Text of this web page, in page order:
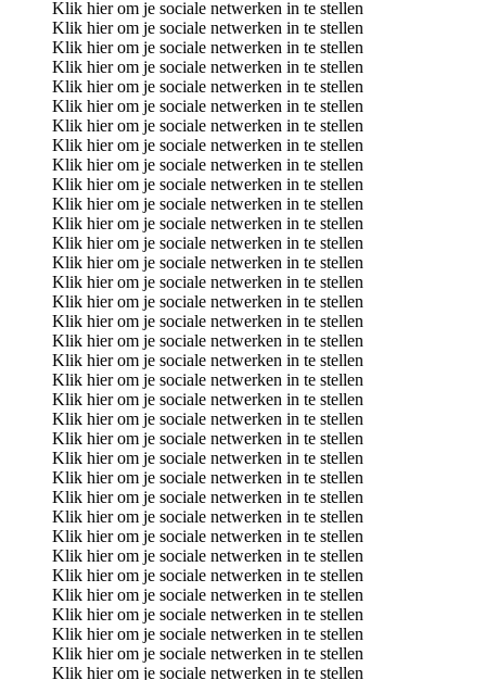
Klik hier om je sociale netwerken in te stellen
Klik hier om je sociale netwerken in te stellen
Klik hier om je sociale netwerken in te stellen
Klik hier om je sociale netwerken in te stellen
Klik hier om je sociale netwerken in te stellen
Klik hier om je sociale netwerken in te stellen
Klik hier om je sociale netwerken in te stellen
Klik hier om je sociale netwerken in te stellen
Klik hier om je sociale netwerken in te stellen
Klik hier om je sociale netwerken in te stellen
Klik hier om je sociale netwerken in te stellen
Klik hier om je sociale netwerken in te stellen
Klik hier om je sociale netwerken in te stellen
Klik hier om je sociale netwerken in te stellen
Klik hier om je sociale netwerken in te stellen
Klik hier om je sociale netwerken in te stellen
Klik hier om je sociale netwerken in te stellen
Klik hier om je sociale netwerken in te stellen
Klik hier om je sociale netwerken in te stellen
Klik hier om je sociale netwerken in te stellen
Klik hier om je sociale netwerken in te stellen
Klik hier om je sociale netwerken in te stellen
Klik hier om je sociale netwerken in te stellen
Klik hier om je sociale netwerken in te stellen
Klik hier om je sociale netwerken in te stellen
Klik hier om je sociale netwerken in te stellen
Klik hier om je sociale netwerken in te stellen
Klik hier om je sociale netwerken in te stellen
Klik hier om je sociale netwerken in te stellen
Klik hier om je sociale netwerken in te stellen
Klik hier om je sociale netwerken in te stellen
Klik hier om je sociale netwerken in te stellen
Klik hier om je sociale netwerken in te stellen
Klik hier om je sociale netwerken in te stellen
Klik hier om je sociale netwerken in te stellen